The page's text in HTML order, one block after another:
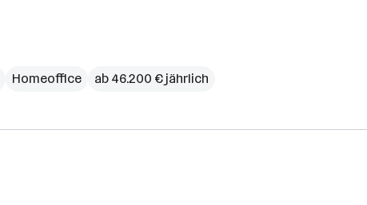
Homeoffice ab 46.200 € jährlich